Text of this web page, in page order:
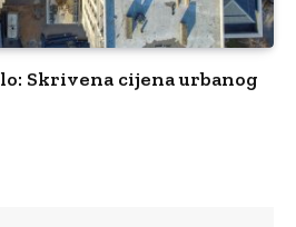
Skrivena cijena urbanog